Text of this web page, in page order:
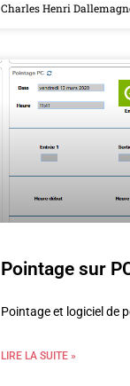
Charles Henri
Pointage sur
Pointage et logiciel de
LIRE LA SUITE »